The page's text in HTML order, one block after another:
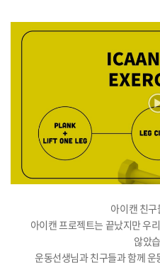
아이캔 친
아이캔 프로젝트는 끝났지만 우
않았
운동선생님과 친구들과 함께